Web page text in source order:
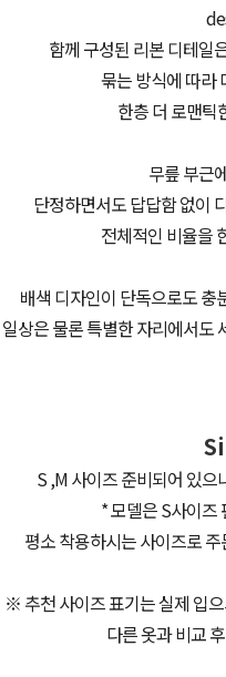
함께 구성된 리본 디테일
묶는 방식에 따라
한층 더 로맨틱
무릎 부근
단정하면서도 답답함 없이
전체적인 비율을
배색 디자인이 단독으로도 충
일상은 물론 특별한 자리에서도
S ,M 사이즈 준비되어 있
* 모델은 S사이
평소 착용하시는 사이즈로
※ 추천 사이즈 표기는 실제 입
다른 옷과 비교